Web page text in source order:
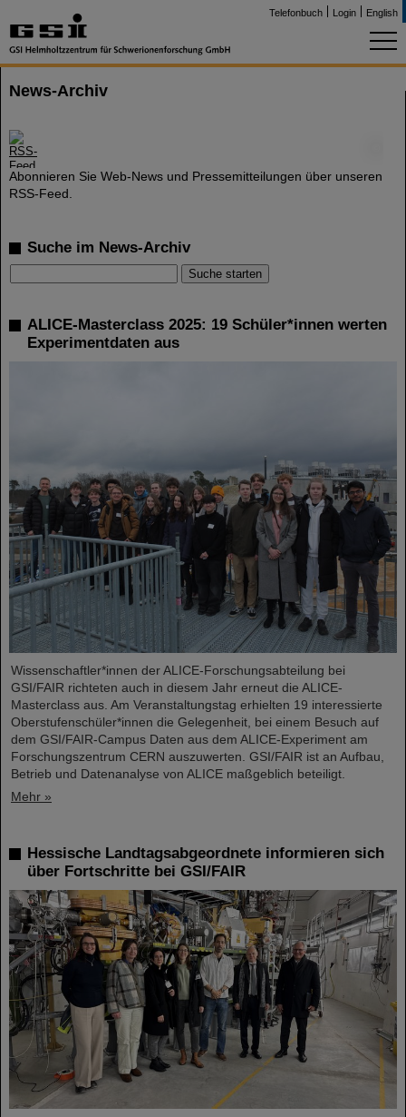
Telefonbuch Login English
News-Archiv
Abonnieren Sie Web-News und Pressemitteilungen über unseren
RSS-Feed.
Suche im News-Archiv
ALICE-Masterclass 2025: 19 Schüler*innen werten
Experimentdaten aus
Wissenschaftler*innen der ALICE-Forschungsabteilung bei
GSI/FAIR richteten auch in diesem Jahr erneut die ALICE-
Masterclass aus. Am Veranstaltungstag erhielten 19 interessierte
Oberstufenschüler*innen die Gelegenheit, bei einem Besuch auf
dem GSI/FAIR-Campus Daten aus dem ALICE-Experiment am
Forschungszentrum CERN auszuwerten. GSI/FAIR ist an Aufbau,
Betrieb und Datenanalyse von ALICE maßgeblich beteiligt.
Mehr »
Hessische Landtagsabgeordnete informieren sich
über Fortschritte bei GSI/FAIR